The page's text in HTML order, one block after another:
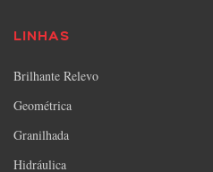
LINHAS
Brilhante Relevo
Geométrica
Granilhada
Hidráulica